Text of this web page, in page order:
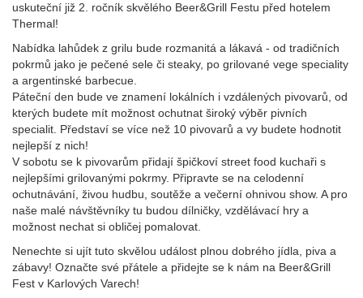
uskuteční již 2. ročník skvělého Beer&Grill Festu před hotelem
Thermal!
Nabídka lahůdek z grilu bude rozmanitá a lákavá - od tradičních
pokrmů jako je pečené sele či steaky, po grilované vege speciality
a argentinské barbecue.
Páteční den bude ve znamení lokálních i vzdálených pivovarů, od
kterých budete mít možnost ochutnat široký výběr pivních
specialit. Představí se více než 10 pivovarů a vy budete hodnotit
nejlepší z nich!
V sobotu se k pivovarům přidají špičkoví street food kuchaři s
nejlepšími grilovanými pokrmy. Připravte se na celodenní
ochutnávání, živou hudbu, soutěže a večerní ohnivou show. A pro
naše malé návštěvníky tu budou dílničky, vzdělávací hry a
možnost nechat si obličej pomalovat.
Nenechte si ujít tuto skvělou událost plnou dobrého jídla, piva a
zábavy! Označte své přátele a přidejte se k nám na Beer&Grill
Fest v Karlových Varech!